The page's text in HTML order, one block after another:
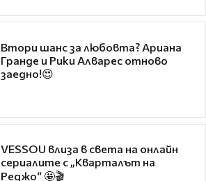
Втори шанс за любовта? Ариана
Гранде и Рики Алварес отново
заедно!😍
VESSOU влиза в света на онлайн
сериалите с „Кварталът на
Реджо“ 🤩🎬